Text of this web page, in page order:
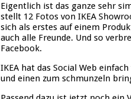
Eigentlich ist das ganze sehr
stellt 12 Fotos von IKEA
sich als erstes auf einem
auch alle Freunde. Und so
Facebook.
IKEA hat das Social Web
und einen zum schmunzeln